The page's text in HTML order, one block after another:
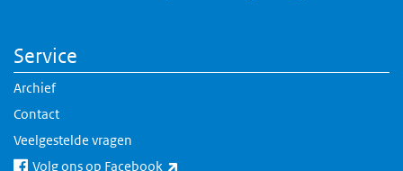
Service
Archief
Contact
Veelgestelde vragen
Volg ons op Facebook